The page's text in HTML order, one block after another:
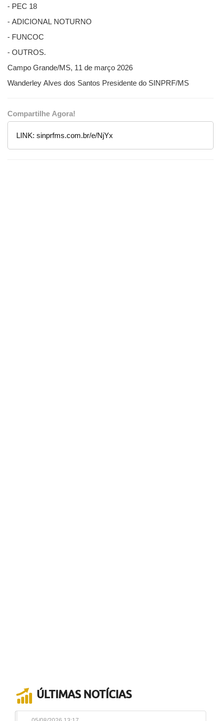
- PEC 18
- ADICIONAL NOTURNO
- FUNCOC
- OUTROS.
Campo Grande/MS, 11 de março 2026
Wanderley Alves dos Santos Presidente do SINPRF/MS
Compartilhe Agora!
LINK: sinprfms.com.br/e/NjYx
ÚLTIMAS NOTÍCIAS